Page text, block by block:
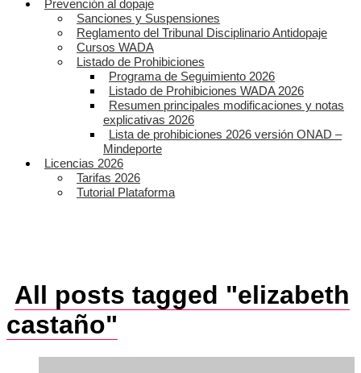
Prevención al dopaje
Sanciones y Suspensiones
Reglamento del Tribunal Disciplinario Antidopaje
Cursos WADA
Listado de Prohibiciones
Programa de Seguimiento 2026
Listado de Prohibiciones WADA 2026
Resumen principales modificaciones y notas
explicativas 2026
Lista de prohibiciones 2026 versión ONAD –
Mindeporte
Licencias 2026
Tarifas 2026
Tutorial Plataforma
All posts tagged "elizabeth
castaño"